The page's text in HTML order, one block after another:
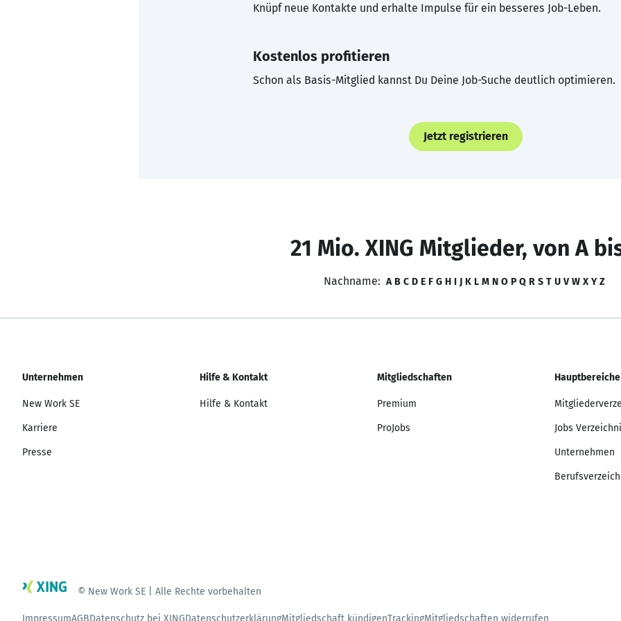
Knüpf neue Kontakte und erhalte Impulse für ein besseres Job-Leben.
Kostenlos profitieren
Schon als Basis-Mitglied kannst Du Deine Job-Suche deutlich optimieren.
Jetzt registrieren
21 Mio. XING Mitglieder, von A
Nachname: A B C D E F G H I J K L M N O P Q R S T U V W X Y Z
Unternehmen
New Work SE
Karriere
Presse
Hilfe & Kontakt
Hilfe & Kontakt
Mitgliedschaften
Premium
ProJobs
Hauptbereiche
Jobs
Unternehmen
© New Work SE | Alle Rechte vorbehalten
ImpressumAGBDatenschutz bei XINGDatenschutzerklärungMitgliedschaft kündigenTrackingMitgliedschaften widerrufen